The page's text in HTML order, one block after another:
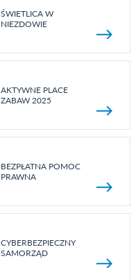
ŚWIETLICA W
NIEZDOWIE
AKTYWNE PLACE
ZABAW 2025
BEZPŁATNA POMOC
PRAWNA
CYBERBEZPIECZNY
SAMORZĄD